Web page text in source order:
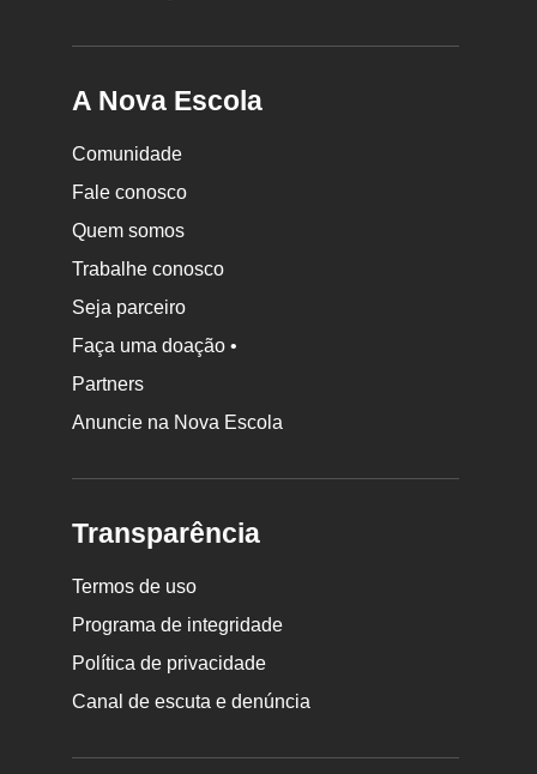
A Nova Escola
Comunidade
Fale conosco
Quem somos
Trabalhe conosco
Seja parceiro
Faça uma doação •
Partners
Anuncie na Nova Escola
Transparência
Termos de uso
Programa de integridade
Política de privacidade
Canal de escuta e denúncia